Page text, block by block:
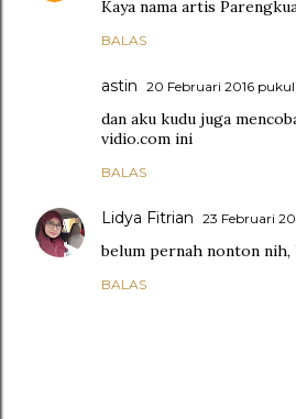
Kaya nama artis
BALAS
astin 20 Februari 2016
dan aku kudu juga
vidio.com ini
BALAS
Lidya Fitrian 23 Februari
belum pernah nonton nih,
BALAS